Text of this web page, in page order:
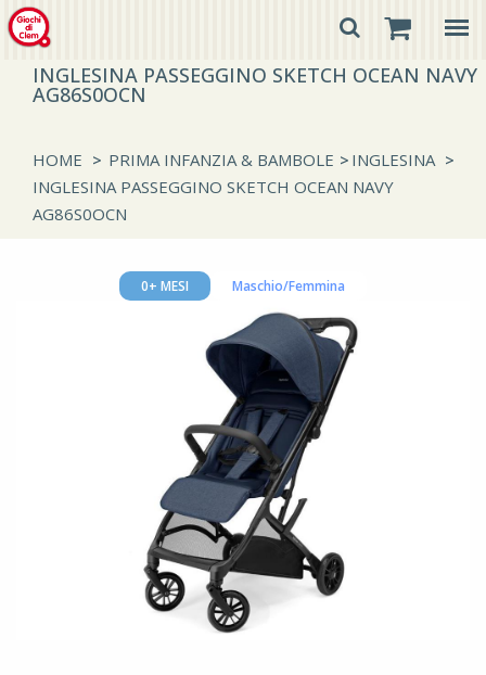
INGLESINA PASSEGGINO SKETCH OCEAN NAVY
AG86S0OCN
HOME > PRIMA INFANZIA & BAMBOLE > INGLESINA >
INGLESINA PASSEGGINO SKETCH OCEAN NAVY
AG86S0OCN
0+ MESI Maschio/Femmina